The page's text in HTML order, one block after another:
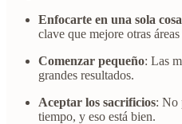
Enfocarte en una sola
clave que mejore otras
Comenzar pequeño: Las
grandes resultados.
Aceptar los sacrificios: No
tiempo, y eso está bien.